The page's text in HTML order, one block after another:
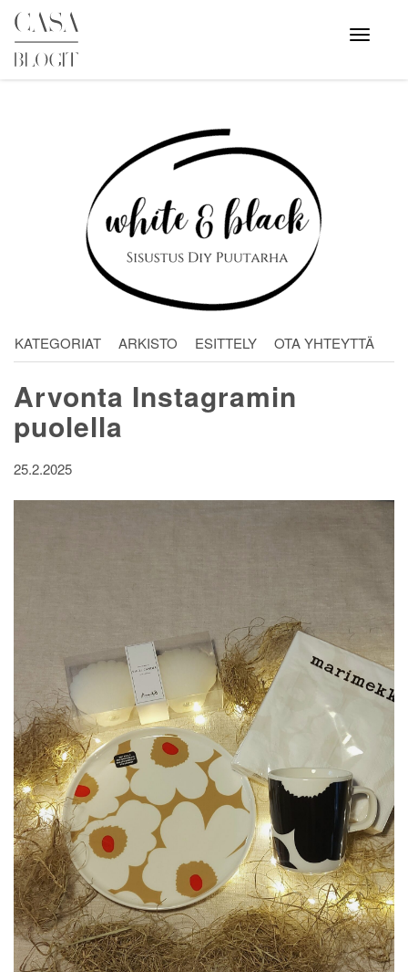
Skip
content
Avaa
valikko
KATEGORIAT ARKISTO ESITTELY OTA YHTEYTTÄ
Arvonta Instagramin
puolella
25.2.2025